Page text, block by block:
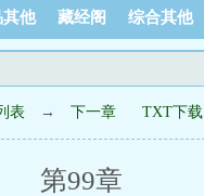
其他 藏经阁 综合其他
表 → 下一章 TXT下载
第99章